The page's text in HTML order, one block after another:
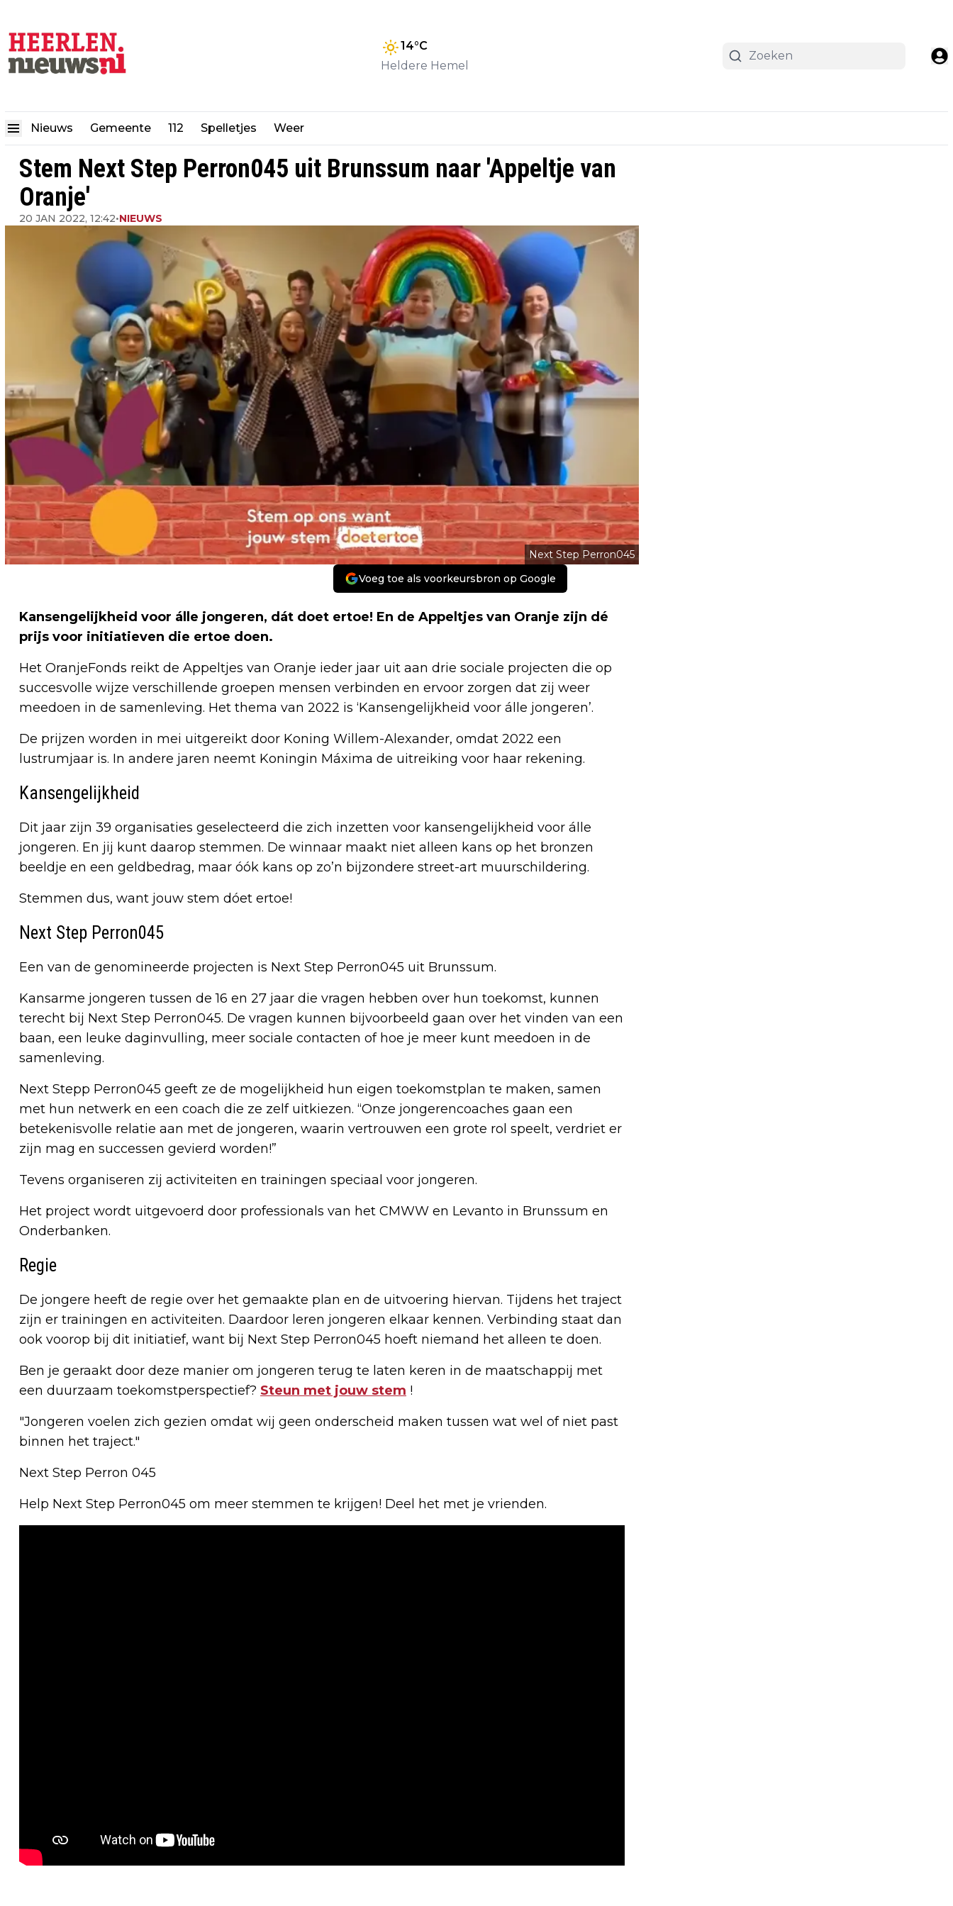
14°C
Heldere Hemel
Nieuws Gemeente 112 Spelletjes Weer
Stem Next Step Perron045 uit Brunssum naar 'Appeltje van
Oranje'
20 JAN 2022, 12:42•NIEUWS
Next Step Perron045
Voeg toe als voorkeursbron op Google
Kansengelijkheid voor álle jongeren, dát doet ertoe! En de Appeltjes van Oranje zijn dé
prijs voor initiatieven die ertoe doen.
Het OranjeFonds reikt de Appeltjes van Oranje ieder jaar uit aan drie sociale projecten die op
succesvolle wijze verschillende groepen mensen verbinden en ervoor zorgen dat zij weer
meedoen in de samenleving. Het thema van 2022 is ‘Kansengelijkheid voor álle jongeren’.
De prijzen worden in mei uitgereikt door Koning Willem-Alexander, omdat 2022 een
lustrumjaar is. In andere jaren neemt Koningin Máxima de uitreiking voor haar rekening.
Kansengelijkheid
Dit jaar zijn 39 organisaties geselecteerd die zich inzetten voor kansengelijkheid voor álle
jongeren. En jij kunt daarop stemmen. De winnaar maakt niet alleen kans op het bronzen
beeldje en een geldbedrag, maar óók kans op zo’n bijzondere street-art muurschildering.
Stemmen dus, want jouw stem dóet ertoe!
Next Step Perron045
Een van de genomineerde projecten is Next Step Perron045 uit Brunssum.
Kansarme jongeren tussen de 16 en 27 jaar die vragen hebben over hun toekomst, kunnen
terecht bij Next Step Perron045. De vragen kunnen bijvoorbeeld gaan over het vinden van een
baan, een leuke daginvulling, meer sociale contacten of hoe je meer kunt meedoen in de
samenleving.
Next Stepp Perron045 geeft ze de mogelijkheid hun eigen toekomstplan te maken, samen
met hun netwerk en een coach die ze zelf uitkiezen. “Onze jongerencoaches gaan een
betekenisvolle relatie aan met de jongeren, waarin vertrouwen een grote rol speelt, verdriet er
zijn mag en successen gevierd worden!”
Tevens organiseren zij activiteiten en trainingen speciaal voor jongeren.
Het project wordt uitgevoerd door professionals van het CMWW en Levanto in Brunssum en
Onderbanken.
Regie
De jongere heeft de regie over het gemaakte plan en de uitvoering hiervan. Tijdens het traject
zijn er trainingen en activiteiten. Daardoor leren jongeren elkaar kennen. Verbinding staat dan
ook voorop bij dit initiatief, want bij Next Step Perron045 hoeft niemand het alleen te doen.
Ben je geraakt door deze manier om jongeren terug te laten keren in de maatschappij met
een duurzaam toekomstperspectief? Steun met jouw stem !
"Jongeren voelen zich gezien omdat wij geen onderscheid maken tussen wat wel of niet past
binnen het traject."
Next Step Perron 045
Help Next Step Perron045 om meer stemmen te krijgen! Deel het met je vrienden.